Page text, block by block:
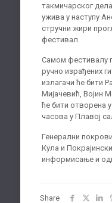
такмичарског
ужива у наступу
стручни жири
фестивал.
Самом фестивалу
ручно израђених
излагачи ће бити
Мијачевић, Војин
ће бити отворена
часова у Плавој
Генерални
Кула и
информисање и
Share